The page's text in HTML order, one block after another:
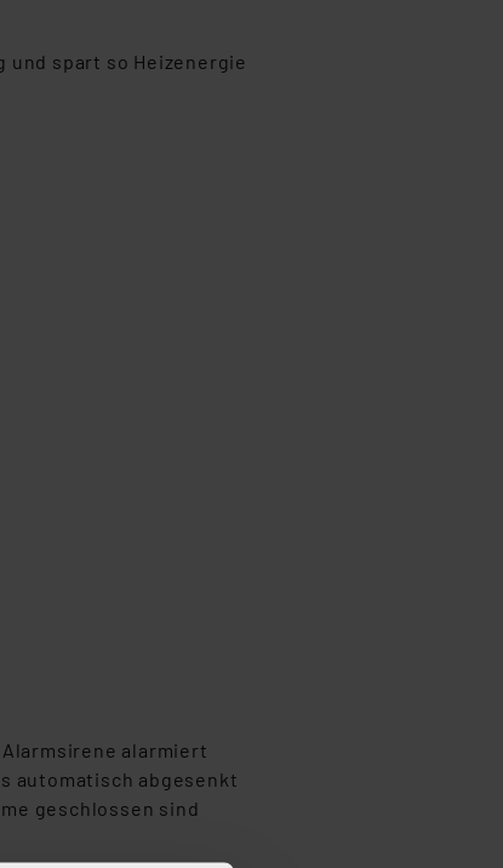
und spart so Heizenergie
alarmiert
automatisch abgesenkt
geschlossen sind